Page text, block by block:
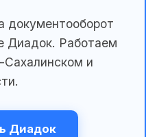
документооборот
Диадок. Работаем
Сахалинском и
Диадок